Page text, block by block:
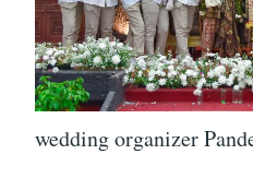
wedding organizer